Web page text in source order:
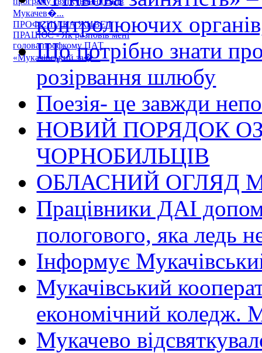
Мукачев�...
ПРОФСПІЛКА ЖИВЕ І
ПРАЦЮЄ - Як розповів мені
голова профкому ПАТ
«Мукачівський за�...
контролюючих
Що потрібно знати
розірвання шлюбу
Поезія- це завжди
НОВИЙ ПОРЯДОК
ЧОРНОБИЛЬЦІВ
ОБЛАСНИЙ ОГЛЯД
Працівники ДАІ
пологового, яка ледь
Інформує
Мукачівський
економічний
Мукачево